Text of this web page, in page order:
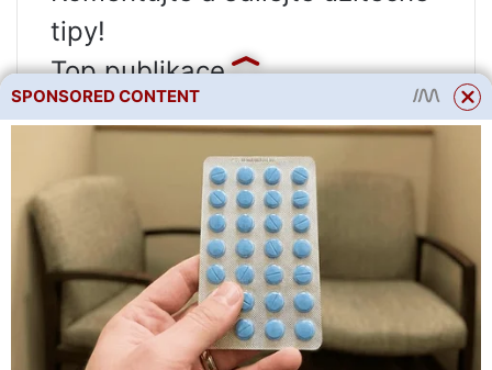
tipy!
Top publikace
Nové a zajímavé odrůdy
Krásná krajinná řešení
SPONSORED CONTENT